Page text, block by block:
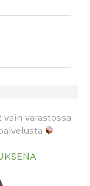
varastossa